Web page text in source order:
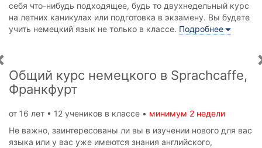
себя что-нибудь подходящее, будь то двухнедельный курс
на летних каникулах или подготовка в экзамену. Вы будете
учить немецкий язык не только в классе. Подробнее
Общий курс немецкого в Sprachcaffe,
Франкфурт
от 16 лет • 12 учеников в классе • минимум 2 недели
Не важно, заинтересованы ли вы в изучении нового для вас
языка или у вас уже имеются знания английского,